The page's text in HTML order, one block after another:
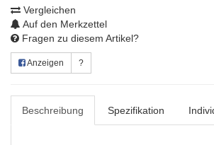
Vergleichen
Auf den Merkzettel
Fragen zu diesem Artikel?
Anzeigen ?
Beschreibung Spezifikation